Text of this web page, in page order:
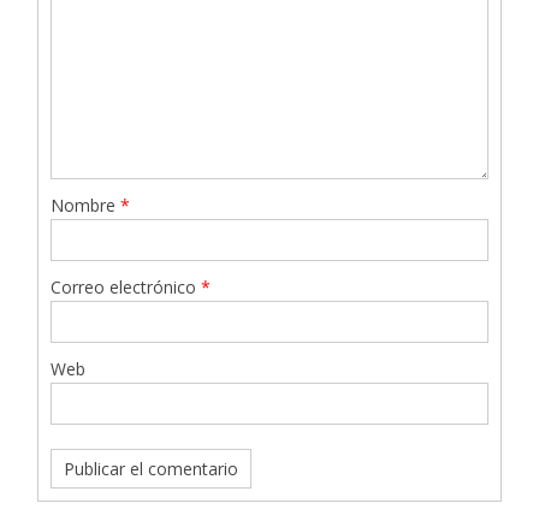
Nombre*
Correo electrónico*
Web